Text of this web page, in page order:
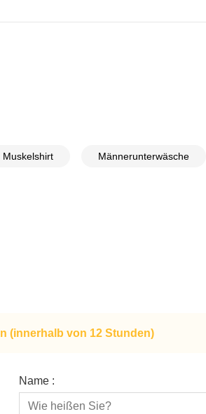
Muskelshirt Männerunterwäsche
(innerhalb von 12 Stunden)
Name :